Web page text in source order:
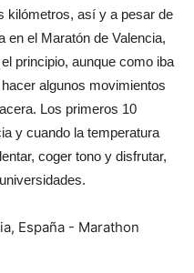
kilómetros, así y a pesar de
en el Maratón de Valencia,
principio, aunque como iba
algunos movimientos
Los primeros 10
y cuando la temperatura
coger tono y disfrutar,